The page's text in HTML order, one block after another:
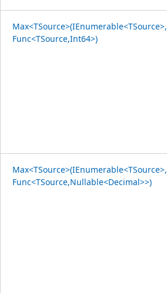
Max<TSource>(IEnumerable<TSource>,
Func<TSource,Int64>)
Max<TSource>(IEnumerable<TSource>,
Func<TSource,Nullable<Decimal>>)